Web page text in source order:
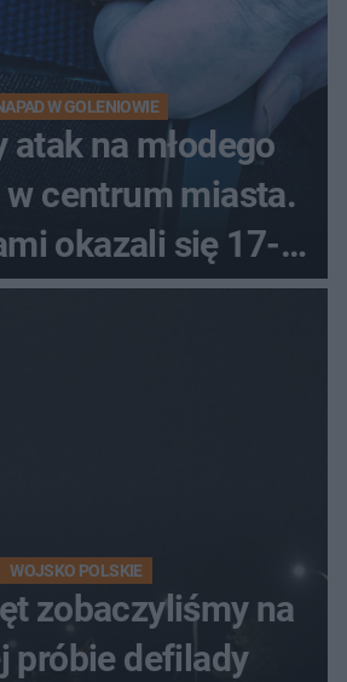
W GOLENIOWIE
atak na młodego
w centrum miasta.
okazali się 17-
latkowie
WOJSKO POLSKIE
zobaczyliśmy na
próbie defilady